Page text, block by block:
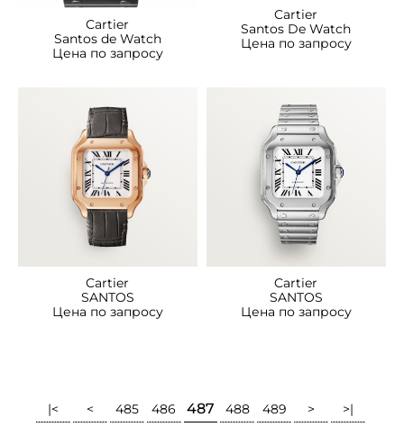
Cartier
Santos de Watch
Цена по запросу
Cartier
Santos De Watch
Цена по запросу
Cartier
SANTOS
Цена по запросу
Cartier
SANTOS
Цена по запросу
|< < 485 486 487 488 489 > >|